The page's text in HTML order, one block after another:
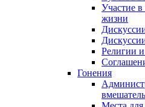
Участие
жизни
Религии
Гонения